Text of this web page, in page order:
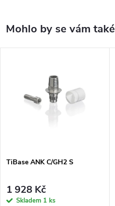
TiBase ANK C/GH2 S
1 928 Kč
Skladem 1 ks